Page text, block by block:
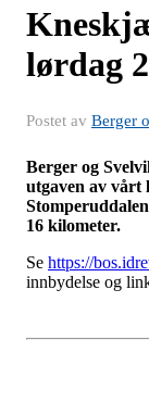
lørdag
Postet av Berger
Berger og
utgaven av vårt
16 kilometer.
Se https://
innbydelse og